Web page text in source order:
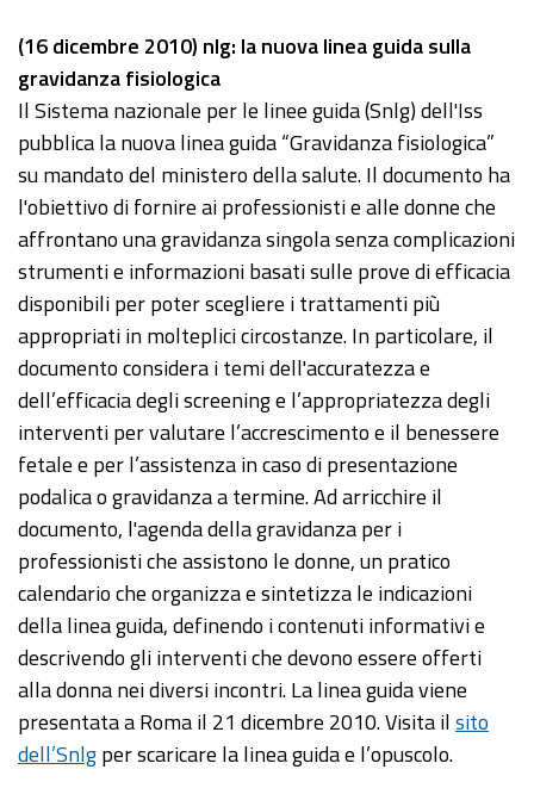
(16 dicembre 2010) nlg: la nuova linea guida sulla
gravidanza fisiologica
Il Sistema nazionale per le linee guida (Snlg) dell'Iss
pubblica la nuova linea guida “Gravidanza fisiologica”
su mandato del ministero della salute. Il documento ha
l'obiettivo di fornire ai professionisti e alle donne che
affrontano una gravidanza singola senza complicazioni
strumenti e informazioni basati sulle prove di efficacia
disponibili per poter scegliere i trattamenti più
appropriati in molteplici circostanze. In particolare, il
documento considera i temi dell'accuratezza e
dell’efficacia degli screening e l’appropriatezza degli
interventi per valutare l’accrescimento e il benessere
fetale e per l’assistenza in caso di presentazione
podalica o gravidanza a termine. Ad arricchire il
documento, l'agenda della gravidanza per i
professionisti che assistono le donne, un pratico
calendario che organizza e sintetizza le indicazioni
della linea guida, definendo i contenuti informativi e
descrivendo gli interventi che devono essere offerti
alla donna nei diversi incontri. La linea guida viene
presentata a Roma il 21 dicembre 2010. Visita ilsito
dell’Snlgper scaricare la linea guida e l’opuscolo.